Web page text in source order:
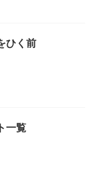
ひく前
一覧